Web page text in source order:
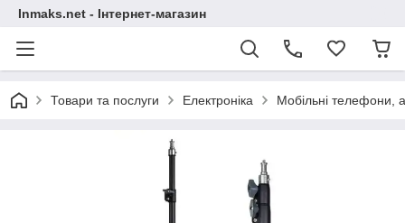
Inmaks.net - Інтернет-магазин
Товари та послуги Електроніка Мобільні телефони,